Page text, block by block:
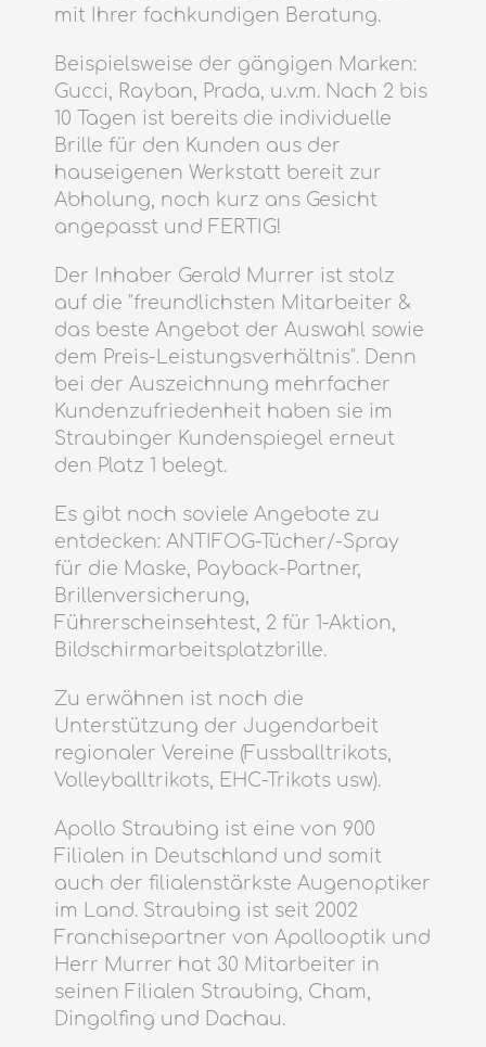
mit Ihrer fachkundigen Beratung.
Beispielsweise der gängigen Marken:
Gucci, Rayban, Prada, u.v.m. Nach 2 bis
10 Tagen ist bereits die individuelle
Brille für den Kunden aus der
hauseigenen Werkstatt bereit zur
Abholung, noch kurz ans Gesicht
angepasst und FERTIG!
Der Inhaber Gerald Murrer ist stolz
auf die "freundlichsten Mitarbeiter &
das beste Angebot der Auswahl sowie
dem Preis-Leistungsverhältnis". Denn
bei der Auszeichnung mehrfacher
Kundenzufriedenheit haben sie im
Straubinger Kundenspiegel erneut
den Platz 1 belegt.
Es gibt noch soviele Angebote zu
entdecken: ANTIFOG-Tücher/-Spray
für die Maske, Payback-Partner,
Brillenversicherung,
Führerscheinsehtest, 2 für 1-Aktion,
Bildschirmarbeitsplatzbrille.
Zu erwähnen ist noch die
Unterstützung der Jugendarbeit
regionaler Vereine (Fussballtrikots,
Volleyballtrikots, EHC-Trikots usw).
Apollo Straubing ist eine von 900
Filialen in Deutschland und somit
auch der filialenstärkste Augenoptiker
im Land. Straubing ist seit 2002
Franchisepartner von Apollooptik und
Herr Murrer hat 30 Mitarbeiter in
seinen Filialen Straubing, Cham,
Dingolfing und Dachau.